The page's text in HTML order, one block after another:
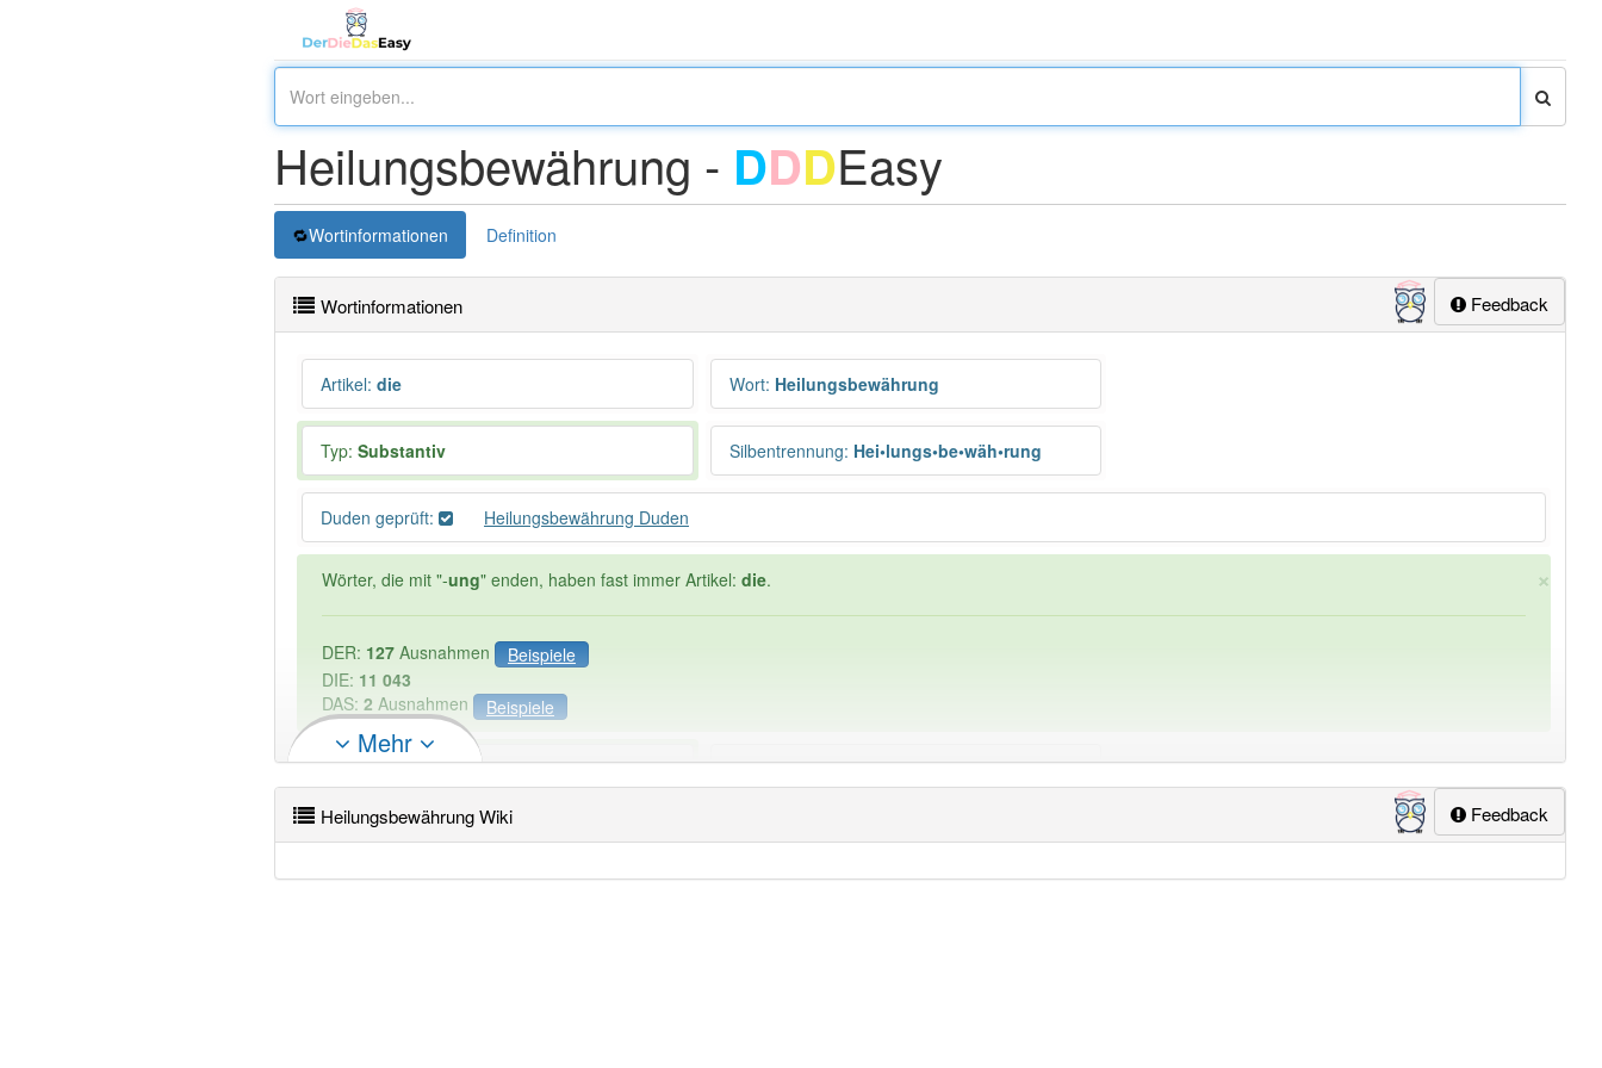
Heilungsbewährung - DDDEasy
Wortinformationen Definition
Feedback
Wortinformationen
Artikel: die Wort: Heilungsbewährung
Typ: Substantiv Silbentrennung: Hei•lungs•be•wäh•rung
Duden geprüft: Heilungsbewährung Duden
×
Wörter, die mit "-ung" enden, haben fast immer Artikel: die.
DER: 127 Ausnahmen
Beispiele
DIE: 11 043
DAS: 2 Ausnahmen Beispiele
PowerIndex:2 Häufigkeit: 2 von 10
Wörter mit Endung-heilungsbewährung
aber mit einem anderen Artikel
Mehr
Feedback
Heilungsbewährung Wiki